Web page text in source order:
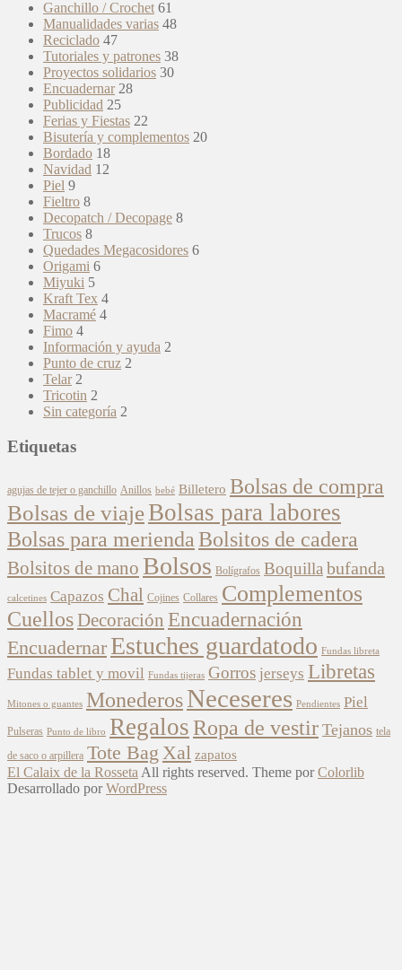
Ganchillo / Crochet 61
Manualidades varias 48
Reciclado 47
Tutoriales y patrones 38
Proyectos solidarios 30
Encuadernar 28
Publicidad 25
Ferias y Fiestas 22
Bisutería y complementos 20
Bordado 18
Navidad 12
Piel 9
Fieltro 8
Decopatch / Decopage 8
Trucos 8
Quedades Megacosidores 6
Origami 6
Miyuki 5
Kraft Tex 4
Macramé 4
Fimo 4
Información y ayuda 2
Punto de cruz 2
Telar 2
Tricotin 2
Sin categoría 2
Etiquetas
agujas de tejer o ganchillo Anillos bebé Billetero Bolsas de compra
Bolsas de viajeBolsas para labores
Bolsas para merienda Bolsitos de cadera
Bolsitos de mano Bolsos Bolígrafos Boquilla bufanda
calcetines Capazos Chal Cojines Collares Complementos
CuellosDecoración Encuadernación
Encuadernar Estuches guardatodo Fundas libreta
Fundas tablet y movil Fundas tijeras Gorros jerseys Libretas
Mitones o guantes MonederosNeceseres Pendientes Piel
Pulseras Punto de libro RegalosRopa de vestir Tejanos tela
de saco o arpillera Tote Bag Xal zapatos
El Calaix de la Rosseta All rights reserved. Theme porColorlib
Desarrollado porWordPress